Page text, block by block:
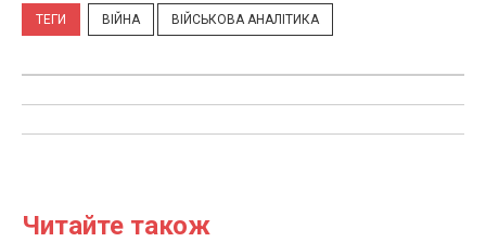
ТЕГИ ВІЙНА ВІЙСЬКОВА АНАЛІТИКА
Читайте також